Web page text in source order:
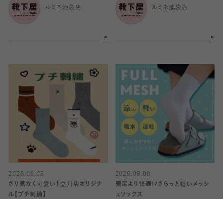
ルミネ池袋店
ルミネ池袋店
2026.08.08
さり気なく可愛い！立川店オリジナ
ル【プチ刺繍】
2026.08.08
素足より快適!?さらっと軽いメッシ
ュソックス